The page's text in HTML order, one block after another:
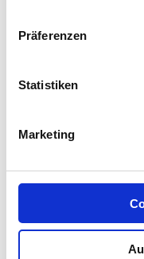
Präferenzen
Statistiken
Marketing
eine Begegnung
Erkunden Sie